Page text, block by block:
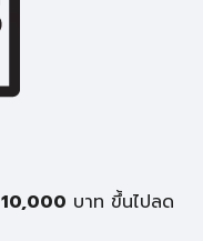
10,000 บาท ขึ้นไปลด